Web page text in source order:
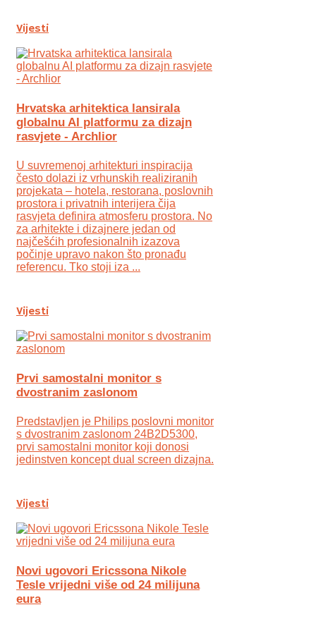
Vijesti
Hrvatska arhitektica lansirala
globalnu AI platformu za dizajn
rasvjete - Archlior
U suvremenoj arhitekturi inspiracija
često dolazi iz vrhunskih realiziranih
projekata – hotela, restorana, poslovnih
prostora i privatnih interijera čija
rasvjeta definira atmosferu prostora. No
za arhitekte i dizajnere jedan od
najčešćih profesionalnih izazova
počinje upravo nakon što pronađu
referencu. Tko stoji iza ...
Vijesti
Prvi samostalni monitor s
dvostranim zaslonom
Predstavljen je Philips poslovni monitor
s dvostranim zaslonom 24B2D5300,
prvi samostalni monitor koji donosi
jedinstven koncept dual screen dizajna.
Vijesti
Novi ugovori Ericssona Nikole
Tesle vrijedni više od 24 milijuna
eura